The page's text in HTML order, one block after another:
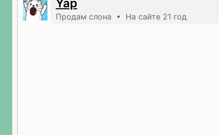
Yap
Продам слона • На сайте 21 год